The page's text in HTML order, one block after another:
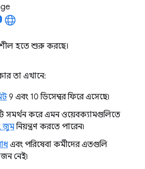
হতে শুরু করছে।
তা এখানে:
9 এবং 10 ডিসেম্বর ফিরে এসেছে৷
সমর্থন করে এমন ওয়েবক্যামগুলিতে
জুমনিয়ন্ত্রণ করতে পারেন৷
এবং পরিষেবা কর্মীদের এতগুলি
নেই৷